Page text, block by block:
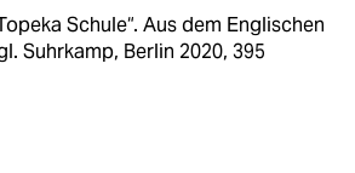
Schule“. Aus dem Englischen
Suhrkamp, Berlin 2020, 395